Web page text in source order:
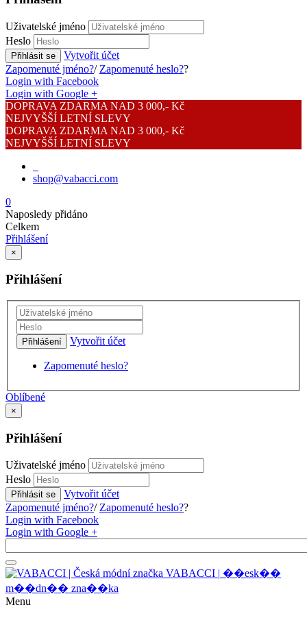
Uživatelské jméno
Heslo
Přihlásit se
Vytvořit účet
Zapomenuté jméno?/ Zapomenuté heslo??
Login with Facebook
Login with Google +
DOPRAVA ZDARMA NAD 3 000,- Kč
NEJVYŠŠÍ LETNÍ SLEVY
DOPRAVA ZDARMA NAD 3 000,- Kč
NEJVYŠŠÍ LETNÍ SLEVY
shop@vabacci.com
0
Naposledy přidáno
Celkem
Přihlášení
×
Přihlášení
Přihlášení Vytvořit účet
Zapomenuté heslo?
Oblíbené
×
Přihlášení
Uživatelské jméno
Heslo
Přihlásit se
Vytvořit účet
Zapomenuté jméno?/ Zapomenuté heslo??
Login with Facebook
Login with Google +
VABACCI | ��esk��
m��dn�� zna��ka
Menu